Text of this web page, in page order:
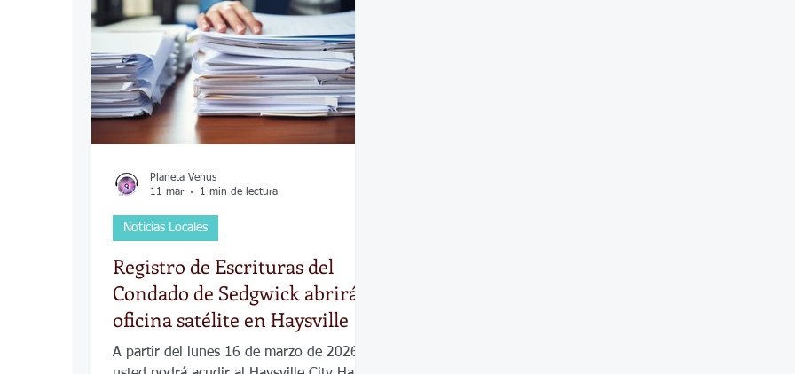
COVID-19 Política Tecnología
Desamparados Carreteras Comunidad
Registro de Escrituras del
Condado de Sedgwick abrirá
oficina satélite en Haysville
A partir del lunes 16 de marzo de 2026,
Noticias Locales
Planeta Venus
11 mar
1 min de lectura